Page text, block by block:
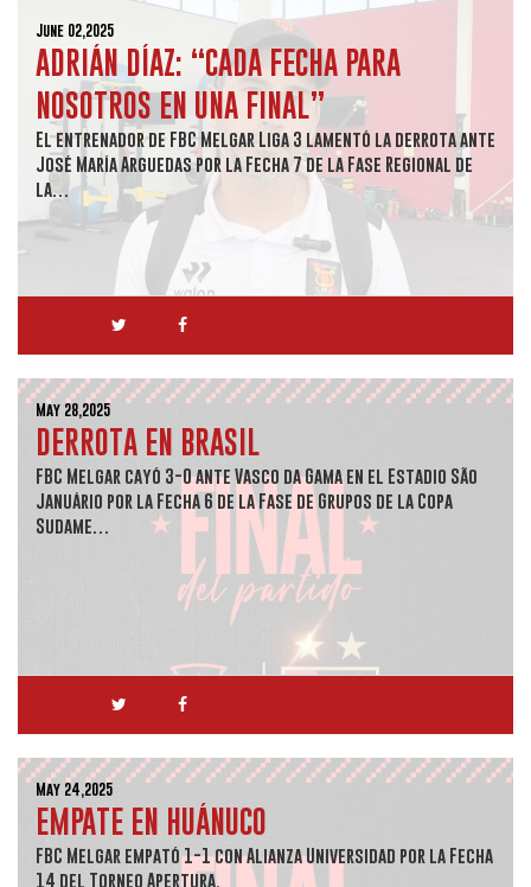
June 02,2025
ADRIÁN DÍAZ: “CADA FECHA PARA
NOSOTROS EN UNA FINAL”
El entrenador de FBC Melgar Liga 3 lamentó la derrota ante
José María Arguedas por la Fecha 7 de la Fase Regional de
la…
May 28,2025
DERROTA EN BRASIL
FBC Melgar cayó 3-0 ante Vasco da Gama en el Estadio São
Januário por la Fecha 6 de la Fase de Grupos de la Copa
Sudame…
May 24,2025
EMPATE EN HUÁNUCO
FBC Melgar empató 1-1 con Alianza Universidad por la Fecha
14 del Torneo Apertura.